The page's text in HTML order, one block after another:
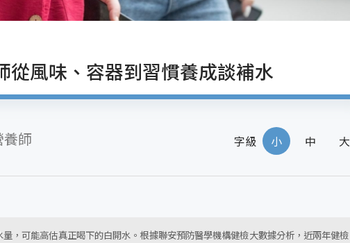
從風味、容器到習慣養成談補水
師 字級 小 中 大
，可能高估真正喝下的白開水。根據聯安預防醫學機構健檢大數據分析，近兩年健檢